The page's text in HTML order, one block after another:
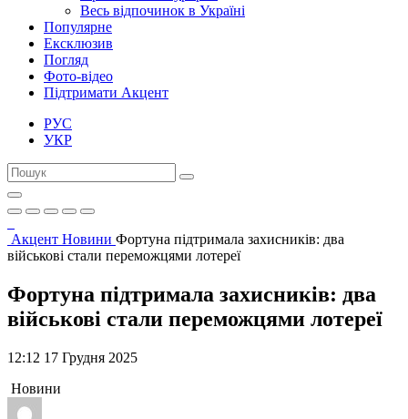
Весь відпочинок в Україні
Популярне
Ексклюзив
Погляд
Фото-відео
Підтримати Акцент
РУС
УКР
Акцент Новини Фортуна підтримала захисників: два
військові стали переможцями лотереї
Фортуна підтримала захисників: два
військові стали переможцями лотереї
12:12 17 Грудня 2025
Новини